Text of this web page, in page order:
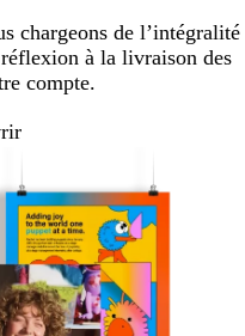
chargeons de l’intégralité
à la livraison des
compte.